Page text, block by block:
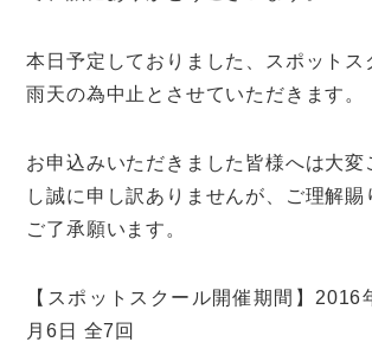
本日予定しておりました、スポットス
雨天の為中止とさせていただきます。
お申込みいただきました皆様へは大変
し誠に申し訳ありませんが、ご理解賜
ご了承願います。
【スポットスクール開催期間】2016
月6日 全7回